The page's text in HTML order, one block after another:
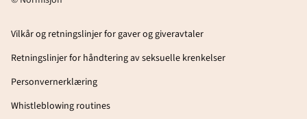
Vilkår og retningslinjer for gaver og giveravtaler
Retningslinjer for håndtering av seksuelle krenkelser
Personvernerklæring
Whistleblowing routines